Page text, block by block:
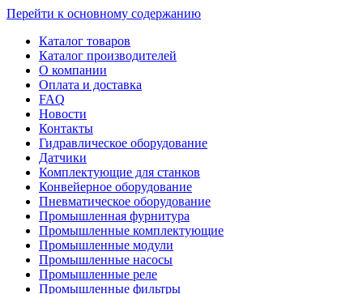
Перейти к основному содержанию
Каталог товаров
Каталог производителей
О компании
Оплата и доставка
FAQ
Новости
Контакты
Гидравлическое оборудование
Датчики
Комплектующие для станков
Конвейерное оборудование
Пневматическое оборудование
Промышленная фурнитура
Промышленные комплектующие
Промышленные модули
Промышленные насосы
Промышленные реле
Промышленные фильтры